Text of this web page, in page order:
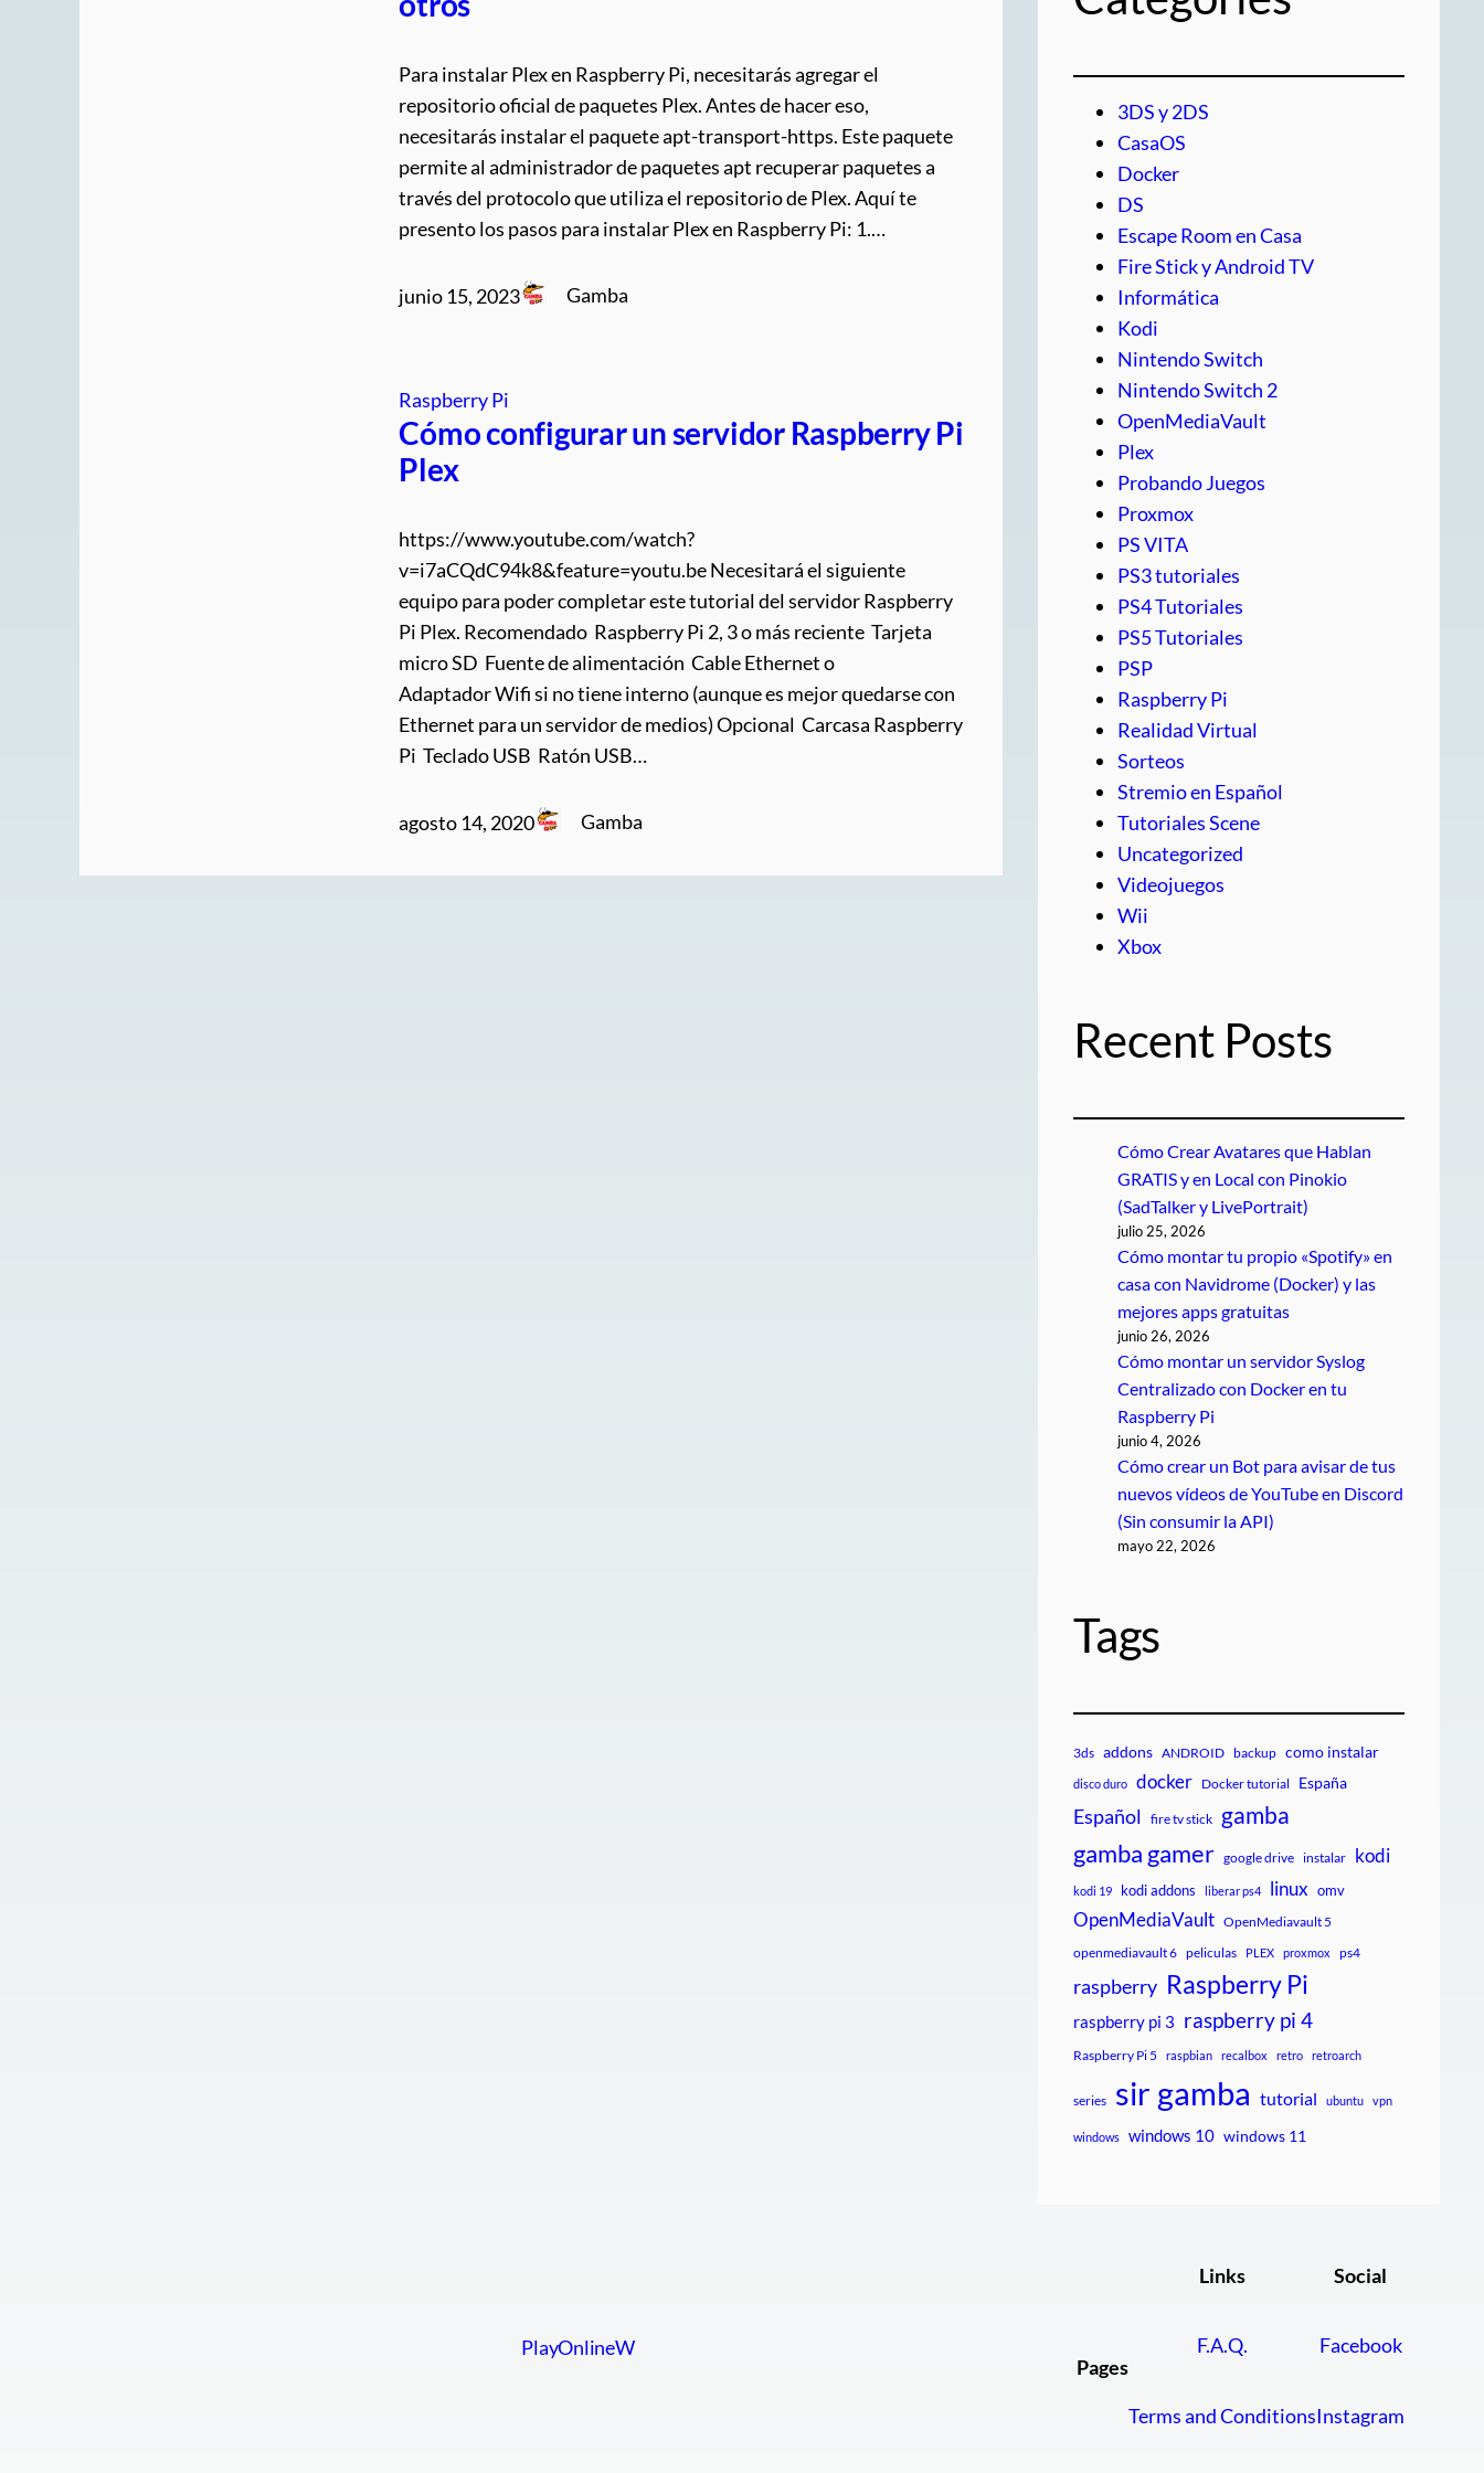
Para instalar Plex en Raspberry Pi, necesitarás agregar el
repositorio oficial de paquetes Plex. Antes de hacer eso,
necesitarás instalar el paquete apt-transport-https. Este paquete
permite al administrador de paquetes apt recuperar paquetes a
través del protocolo que utiliza el repositorio de Plex. Aquí te
presento los pasos para instalar Plex en Raspberry Pi: 1.…
junio 15, 2023 Gamba
Raspberry Pi
Cómo configurar un servidor Raspberry Pi
Plex
https://www.youtube.com/watch?
v=i7aCQdC94k8&feature=youtu.be Necesitará el siguiente
equipo para poder completar este tutorial del servidor Raspberry
Pi Plex. Recomendado Raspberry Pi 2, 3 o más reciente Tarjeta
micro SD Fuente de alimentación Cable Ethernet o
Adaptador Wifi si no tiene interno (aunque es mejor quedarse con
Ethernet para un servidor de medios) Opcional Carcasa Raspberry
Pi Teclado USB Ratón USB…
agosto 14, 2020 Gamba
3DS y 2DS
CasaOS
Docker
DS
Escape Room en Casa
Fire Stick y Android TV
Informática
Kodi
Nintendo Switch
Nintendo Switch 2
OpenMediaVault
Plex
Probando Juegos
Proxmox
PS VITA
PS3 tutoriales
PS4 Tutoriales
PS5 Tutoriales
PSP
Raspberry Pi
Realidad Virtual
Sorteos
Stremio en Español
Tutoriales Scene
Uncategorized
Videojuegos
Wii
Xbox
Recent Posts
Cómo Crear Avatares que Hablan
GRATIS y en Local con Pinokio
(SadTalker y LivePortrait)
julio 25, 2026
Cómo montar tu propio «Spotify» en
casa con Navidrome (Docker) y las
mejores apps gratuitas
junio 26, 2026
Cómo montar un servidor Syslog
Centralizado con Docker en tu
Raspberry Pi
junio 4, 2026
Cómo crear un Bot para avisar de tus
nuevos vídeos de YouTube en Discord
(Sin consumir la API)
mayo 22, 2026
Tags
3ds addons ANDROID backup como instalar
disco duro docker Docker tutorial España
Español fire tv stick gamba
gamba gamer google drive instalar kodi
kodi 19 kodi addons liberar ps4 linux omv
OpenMediaVault OpenMediavault 5
openmediavault 6 peliculas PLEX proxmox ps4
raspberry Raspberry Pi
raspberry pi 3 raspberry pi 4
Raspberry Pi 5 raspbian recalbox retro retroarch
series sir gamba tutorial ubuntu vpn
windows windows 10 windows 11
PlayOnlineW
Pages
Links
F.A.Q.
Terms and Conditions
Social
Facebook
Instagram